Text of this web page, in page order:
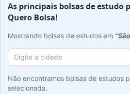
As principais bolsas de estudo
Quero Bolsa!
Mostrando bolsas de estudos em
Não encontramos bolsas de estudos
selecionada.